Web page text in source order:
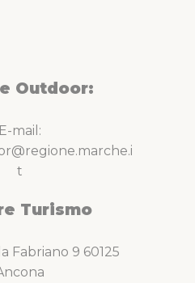
Outdoor:
E-mail:
t
Turismo
Fabriano 9 60125